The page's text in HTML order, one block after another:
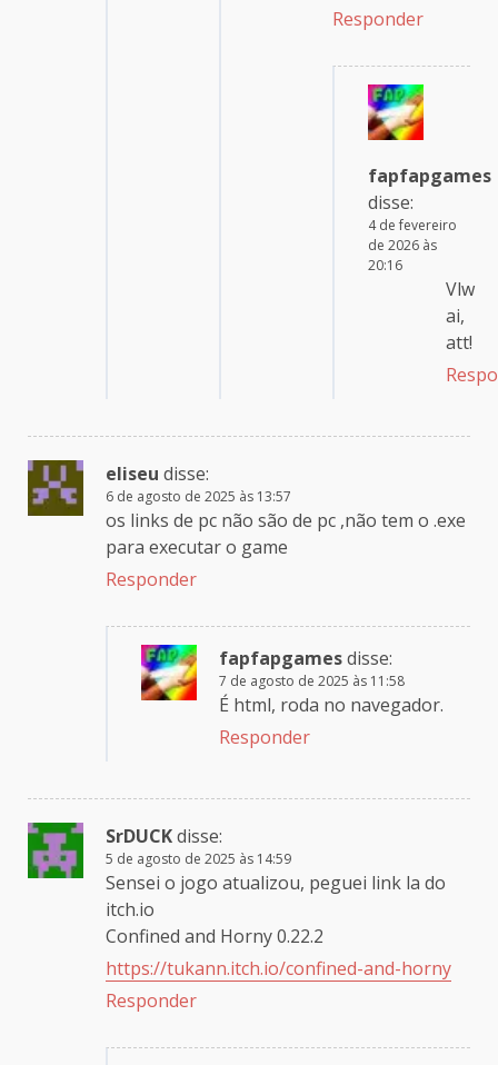
Responder
fapfapgames
disse:
4 de fevereiro
de 2026 às
20:16
Vlw
ai,
att!
eliseu disse:
6 de agosto de 2025 às 13:57
os links de pc não são de pc ,não tem o .exe
para executar o game
Responder
fapfapgamesdisse:
7 de agosto de 2025 às 11:58
É html, roda no navegador.
Responder
SrDUCKdisse:
5 de agosto de 2025 às 14:59
Sensei o jogo atualizou, peguei link la do
itch.io
Confined and Horny 0.22.2
https://tukann.itch.io/confined-and-horny
Responder